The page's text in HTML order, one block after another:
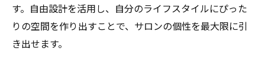
す。自由設計を活用し、自分のライフスタイルにぴった
りの空間を作り出すことで、サロンの個性を最大限に引
き出せます。